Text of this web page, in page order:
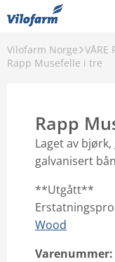
Vilofarm Norge VÅRE
Rapp Musefelle i tre
Rapp
Laget av
galvanisert
**Utgått**
Wood
Varenummer:
OM OSS
VÅRE
VÅRE
PCO